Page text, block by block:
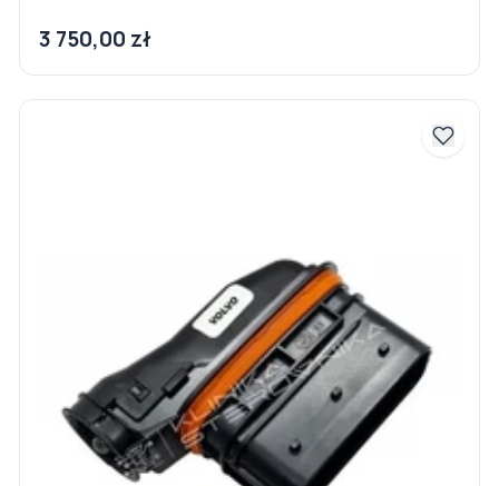
3 750,00 zł